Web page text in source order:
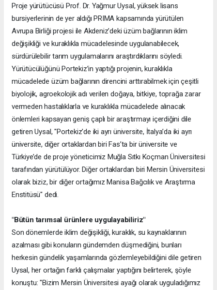
Proje yürütücüsü Prof. Dr. Yağmur Uysal, yüksek lisans
bursiyerlerinin de yer aldığı PRIMA kapsamında yürütülen
Avrupa Birliği projesi ile Akdeniz’deki üzüm bağlarının iklim
değişikliği ve kuraklıkla mücadelesinde uygulanabilecek,
sürdürülebilir tarım uygulamalarını araştırdıklarını söyledi.
Yürütücülüğünü Portekiz’in yaptığı projenin, kuraklıkla
mücadelede üzüm bağlarının direncini arttırabilmek için çeşitli
biyolojik, agroekolojik adı verilen doğaya, bitkiye, toprağa zarar
vermeden hastalıklarla ve kuraklıkla mücadelede alınacak
önlemleri kapsayan geniş çaplı bir araştırmayı içerdiğini dile
getiren Uysal, "Portekiz’de iki ayrı üniversite, İtalya’da iki ayrı
üniversite, diğer ortaklardan biri Fas’ta bir üniversite ve
Türkiye’de de proje yöneticimiz Muğla Sıtkı Koçman Üniversitesi
tarafından yürütülüyor. Diğer ortaklardan biri Mersin Üniversitesi
olarak biziz, bir diğer ortağımız Manisa Bağcılık ve Araştırma
Enstitüsü" dedi.
"Bütün tarımsal ürünlere uygulayabiliriz"
Son dönemlerde iklim değişikliği, kuraklık, su kaynaklarının
azalması gibi konuların gündemden düşmediğini, bunları
herkesin gündelik yaşamlarında gözlemleyebildiğini dile getiren
Uysal, her ortağın farklı çalışmalar yaptığını belirterek, şöyle
konuştu: "Bizim Mersin Üniversitesi ayağı olarak uyguladığımız